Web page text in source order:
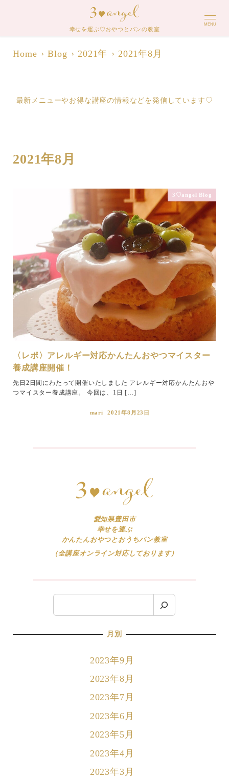
幸せを運ぶ♡おやつとパンの教室
MENU
Home Blog 2021年 2021年8月
最新メニューやお得な講座の情報などを発信しています♡
2021年8月
3♡angel Blog
〈レポ〉アレルギー対応かんたんおやつマイスター
養成講座開催！
先日2日間にわたって開催いたしました アレルギー対応かんたんおや
つマイスター養成講座。 今回は、1日 […]
mari 2021年8月23日
愛知県豊田市
幸せを運ぶ
かんたんおやつとおうちパン教室
（全講座オンライン対応しております）
索
月別
2023年9月
2023年8月
2023年7月
2023年6月
2023年5月
2023年4月
2023年3月